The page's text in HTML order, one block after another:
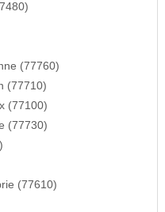
(77760)
(77710)
(77100)
(77730)
(77610)